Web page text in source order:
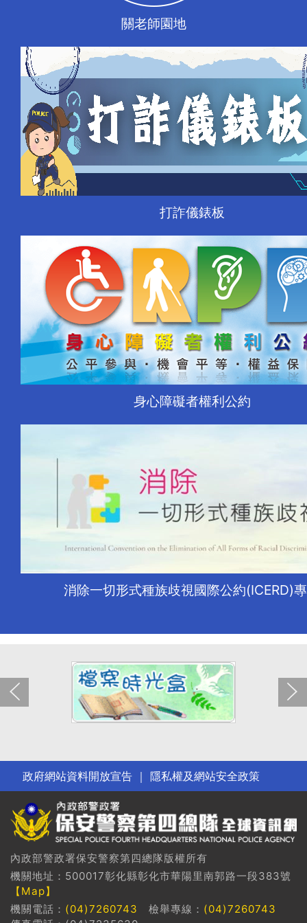
關老師園地
打詐儀錶板
身心障礙者權利公約
消除一切形式種族歧視國際公約(ICERD)
上一張(Previous) 下一張
政府網站資料開放宣告 ｜ 隱私權及網站安全政策
內政部警政署保安警察第四總隊版權所有
機關地址：500017彰化縣彰化市華陽里南郭路一段383號
【Map】
機關電話： (04)7260743 檢舉專線： (04)7260743